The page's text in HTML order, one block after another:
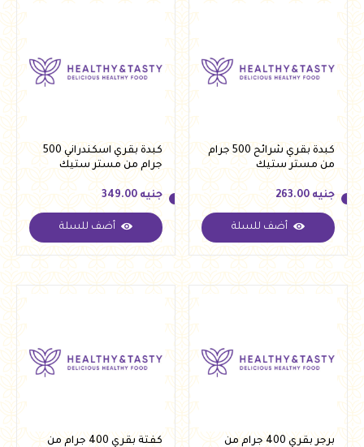
كبدة بقري شرائح 500 جرام
من مستر ستيك
جنيه 263.00
جنيه 263.00
أضف للسلة
كبدة بقري اسكندراني 500
جرام من مستر ستيك
جنيه 349.00
جنيه 349.00
أضف للسلة
برجر بقري 400 جرام من كفتة بقري 400 جرام من